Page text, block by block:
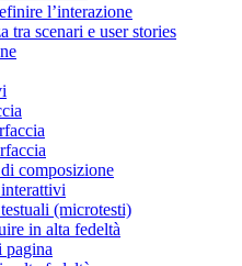
l’interazione
tra scenari e user stories
composizione
(microtesti)
in alta fedeltà
pagina